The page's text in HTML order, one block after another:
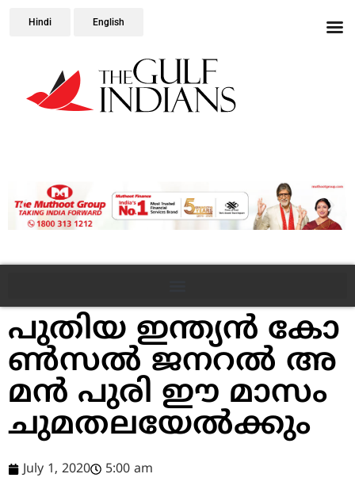
Hindi English
​പു​തി​യ ഇ​ന്ത്യ​ൻ കോ​
ൺ​സ​ൽ ജ​ന​റ​ൽ അ​
മ​ൻ പു​രി ഈ ​മാ​സം
ചു​മ​ത​ല​യേ​ൽ​ക്കും
July 1, 2020 5:00 am